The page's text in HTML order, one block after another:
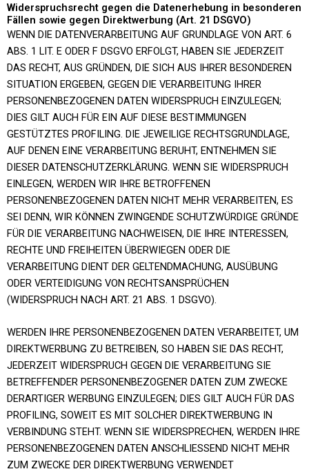
Widerspruchsrecht gegen die Datenerhebung in besonderen
Fällen sowie gegen Direktwerbung (Art. 21 DSGVO)
WENN DIE DATENVERARBEITUNG AUF GRUNDLAGE VON ART. 6
ABS. 1 LIT. E ODER F DSGVO ERFOLGT, HABEN SIE JEDERZEIT
DAS RECHT, AUS GRÜNDEN, DIE SICH AUS IHRER BESONDEREN
SITUATION ERGEBEN, GEGEN DIE VERARBEITUNG IHRER
PERSONENBEZOGENEN DATEN WIDERSPRUCH EINZULEGEN;
DIES GILT AUCH FÜR EIN AUF DIESE BESTIMMUNGEN
GESTÜTZTES PROFILING. DIE JEWEILIGE RECHTSGRUNDLAGE,
AUF DENEN EINE VERARBEITUNG BERUHT, ENTNEHMEN SIE
DIESER DATENSCHUTZERKLÄRUNG. WENN SIE WIDERSPRUCH
EINLEGEN, WERDEN WIR IHRE BETROFFENEN
PERSONENBEZOGENEN DATEN NICHT MEHR VERARBEITEN, ES
SEI DENN, WIR KÖNNEN ZWINGENDE SCHUTZWÜRDIGE GRÜNDE
FÜR DIE VERARBEITUNG NACHWEISEN, DIE IHRE INTERESSEN,
RECHTE UND FREIHEITEN ÜBERWIEGEN ODER DIE
VERARBEITUNG DIENT DER GELTENDMACHUNG, AUSÜBUNG
ODER VERTEIDIGUNG VON RECHTSANSPRÜCHEN
(WIDERSPRUCH NACH ART. 21 ABS. 1 DSGVO).
WERDEN IHRE PERSONENBEZOGENEN DATEN VERARBEITET, UM
DIREKTWERBUNG ZU BETREIBEN, SO HABEN SIE DAS RECHT,
JEDERZEIT WIDERSPRUCH GEGEN DIE VERARBEITUNG SIE
BETREFFENDER PERSONENBEZOGENER DATEN ZUM ZWECKE
DERARTIGER WERBUNG EINZULEGEN; DIES GILT AUCH FÜR DAS
PROFILING, SOWEIT ES MIT SOLCHER DIREKTWERBUNG IN
VERBINDUNG STEHT. WENN SIE WIDERSPRECHEN, WERDEN IHRE
PERSONENBEZOGENEN DATEN ANSCHLIESSEND NICHT MEHR
ZUM ZWECKE DER DIREKTWERBUNG VERWENDET